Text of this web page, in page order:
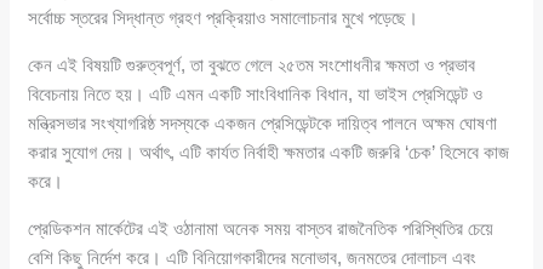
সর্বোচ্চ স্তরের সিদ্ধান্ত গ্রহণ প্রক্রিয়াও সমালোচনার মুখে পড়েছে।
কেন এই বিষয়টি গুরুত্বপূর্ণ, তা বুঝতে গেলে ২৫তম সংশোধনীর ক্ষমতা ও প্রভাব
বিবেচনায় নিতে হয়। এটি এমন একটি সাংবিধানিক বিধান, যা ভাইস প্রেসিডেন্ট ও
মন্ত্রিসভার সংখ্যাগরিষ্ঠ সদস্যকে একজন প্রেসিডেন্টকে দায়িত্ব পালনে অক্ষম ঘোষণা
করার সুযোগ দেয়। অর্থাৎ, এটি কার্যত নির্বাহী ক্ষমতার একটি জরুরি ‘চেক’ হিসেবে কাজ
করে।
প্রেডিকশন মার্কেটের এই ওঠানামা অনেক সময় বাস্তব রাজনৈতিক পরিস্থিতির চেয়ে
বেশি কিছু নির্দেশ করে। এটি বিনিয়োগকারীদের মনোভাব, জনমতের দোলাচল এবং